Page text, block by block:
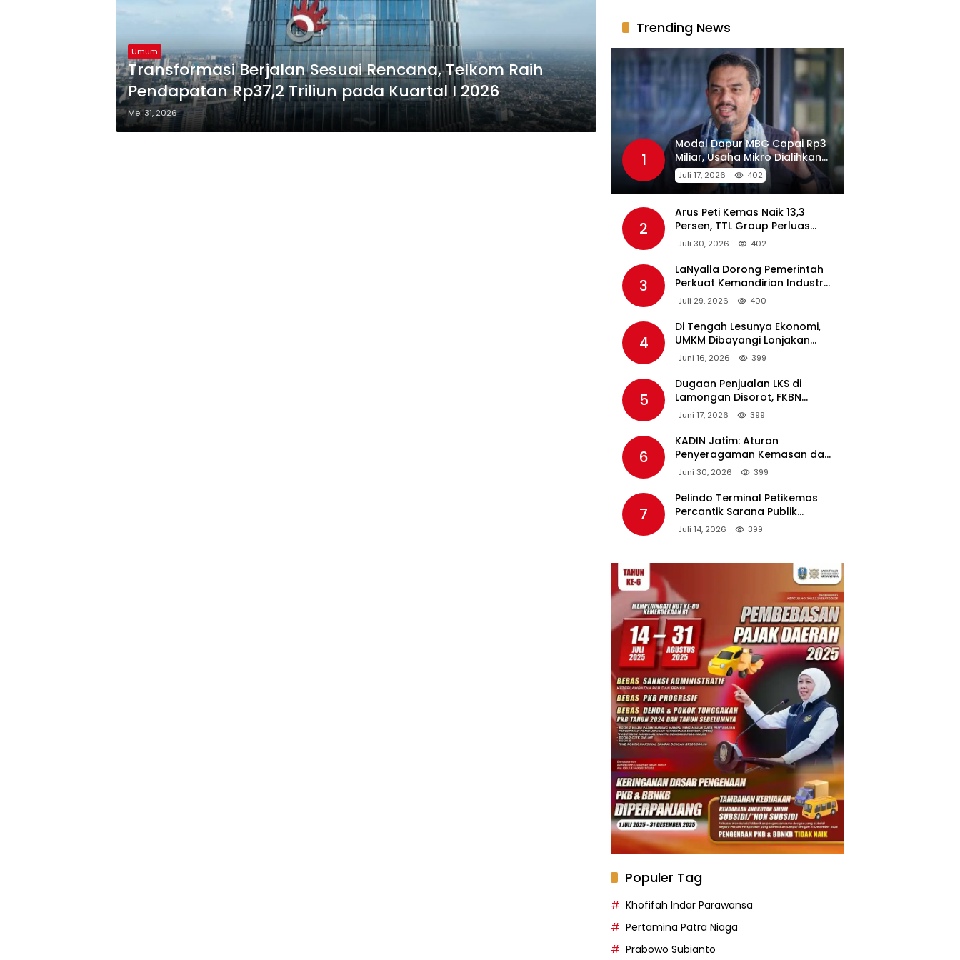
Umum
Transformasi Berjalan Sesuai Rencana, Telkom Raih
Pendapatan Rp37,2 Triliun pada Kuartal I 2026
Mei 31, 2026
Trending News
1
Modal Dapur MBG Capai Rp3
Miliar, Usaha Mikro Dialihkan
Jadi Pemasok
Juli 17, 2026 402
2
Arus Peti Kemas Naik 13,3
Persen, TTL Group Perluas
Konektivitas Maritim Global
Juli 30, 2026 402
3
LaNyalla Dorong Pemerintah
Perkuat Kemandirian Industri
Pertahanan Maritim Lewat PT
Juli 29, 2026 400
4
Di Tengah Lesunya Ekonomi,
UMKM Dibayangi Lonjakan
Harga BBM Nonsubsidi
Juni 16, 2026 399
5
Dugaan Penjualan LKS di
Lamongan Disorot, FKBN
Minta APH dan Dinas
Juni 17, 2026 399
6
KADIN Jatim: Aturan
Penyeragaman Kemasan dan
Larangan Bahan Tambahan
Tembakau
Juni 30, 2026 399
7
Pelindo Terminal Petikemas
Percantik Sarana Publik
Warga Ring 1 Terminal Teluk
Juli 14, 2026 399
Populer Tag
Khofifah Indar Parawansa
Pertamina Patra Niaga
Prabowo Subianto